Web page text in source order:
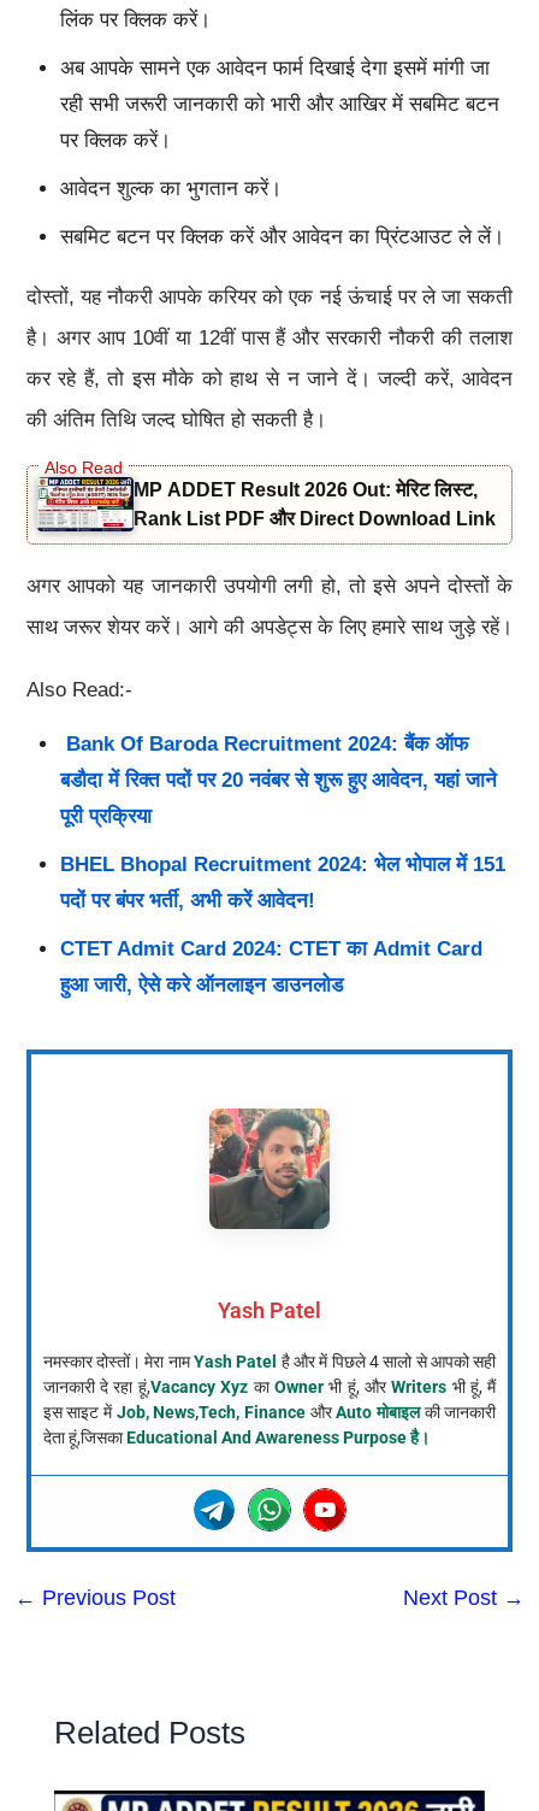
लिंक पर क्लिक करें।
अब आपके सामने एक आवेदन फार्म दिखाई देगा इसमें मांगी जा
रही सभी जरूरी जानकारी को भारी और आखिर में सबमिट बटन
पर क्लिक करें।
आवेदन शुल्क का भुगतान करें।
सबमिट बटन पर क्लिक करें और आवेदन का प्रिंटआउट ले लें।
दोस्तों, यह नौकरी आपके करियर को एक नई ऊंचाई पर ले जा सकती
है। अगर आप 10वीं या 12वीं पास हैं और सरकारी नौकरी की तलाश
कर रहे हैं, तो इस मौके को हाथ से न जाने दें। जल्दी करें, आवेदन
की अंतिम तिथि जल्द घोषित हो सकती है।
MP ADDET Result 2026 Out: मेरिट लिस्ट,
Rank List PDF और Direct Download Link
अगर आपको यह जानकारी उपयोगी लगी हो, तो इसे अपने दोस्तों के
साथ जरूर शेयर करें। आगे की अपडेट्स के लिए हमारे साथ जुड़े रहें।
Also Read:-
Bank Of Baroda Recruitment 2024: बैंक ऑफ
बडौदा में रिक्त पदों पर 20 नवंबर से शुरू हुए आवेदन, यहां जाने
पूरी प्रक्रिया
BHEL Bhopal Recruitment 2024: भेल भोपाल में 151
पदों पर बंपर भर्ती, अभी करें आवेदन!
CTET Admit Card 2024: CTET का Admit Card
हुआ जारी, ऐसे करे ऑनलाइन डाउनलोड
Yash Patel
नमस्कार दोस्तों। मेरा नामYash Patel है और में पिछले 4 सालो से आपको सही
जानकारी दे रहा हूं,Vacancy Xyz काOwnerभी हूं, औरWriters भी हूं, मैं
इस साइट मेंJob, News,Tech, Finance औरAuto मोबाइलकी जानकारी
देता हूं,जिसकाEducational And Awareness Purpose है।
← Previous Post Next Post →
Related Posts